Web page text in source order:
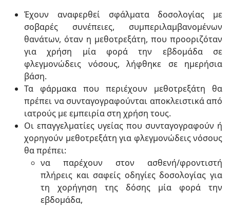
Έχουν αναφερθεί σφάλματα δοσολογίας με
σοβαρές συνέπειες, συμπεριλαμβανομένων
θανάτων, όταν η μεθοτρεξάτη, που προοριζόταν
για χρήση μία φορά την εβδομάδα σε
φλεγμονώδεις νόσους, λήφθηκε σε ημερήσια
βάση.
Τα φάρμακα που περιέχουν μεθοτρεξάτη θα
πρέπει να συνταγογραφούνται αποκλειστικά από
ιατρούς με εμπειρία στη χρήση τους.
Οι επαγγελματίες υγείας που συνταγογραφούν ή
χορηγούν μεθοτρεξάτη για φλεγμονώδεις νόσους
θα πρέπει:
να παρέχουν στον ασθενή/φροντιστή
πλήρεις και σαφείς οδηγίες δοσολογίας για
τη χορήγηση της δόσης μία φορά την
εβδομάδα,